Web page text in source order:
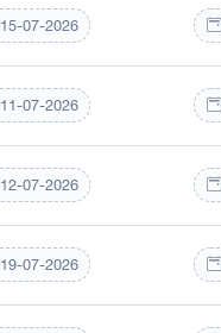
15-07-2026
11-07-2026
12-07-2026
19-07-2026